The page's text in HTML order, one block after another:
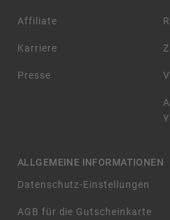
Affiliate
Karriere
Presse
ALLGEMEINE INFORMATIONEN
Datenschutz-Einstellungen
AGB für die Gutscheinkarte